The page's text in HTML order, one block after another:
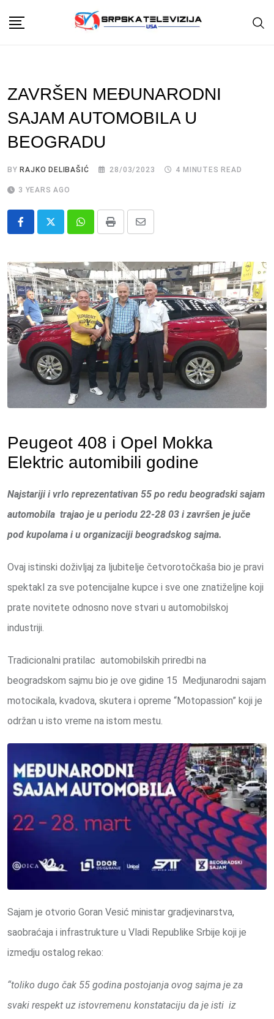
ZAVRŠEN MEĐUNARODNI
SAJAM AUTOMOBILA U
BEOGRADU
BY RAJKO DELIBAŠIĆ 28/03/2023 4 MINUTES READ
3 YEARS AGO
Whatsapp
Print
Share
Email
Peugeot 408 i Opel Mokka
Elektric automibili godine
Najstariji i vrlo reprezentativan 55 po redu beogradski sajam
automobila trajao je u periodu 22-28 03 i završen je juče
pod kupolama i u organizaciji beogradskog sajma.
Ovaj istinski doživljaj za ljubitelje četvorotočkaša bio je pravi
spektakl za sve potencijalne kupce i sve one znatiželjne koji
prate novitete odnosno nove stvari u automobilskoj
industriji.
Tradicionalni pratilac automobilskih priredbi na
beogradskom sajmu bio je ove gidine 15 Medjunarodni sajam
motocikala, kvadova, skutera i opreme “Motopassion” koji je
održan u isto vreme na istom mestu.
Sajam je otvorio Goran Vesić ministar gradjevinarstva,
saobraćaja i infrastrukture u Vladi Republike Srbije koji je
izmedju ostalog rekao:
“toliko dugo čak 55 godina postojanja ovog sajma je za
svaki respekt uz istovremenu konstataciju da je isti iz